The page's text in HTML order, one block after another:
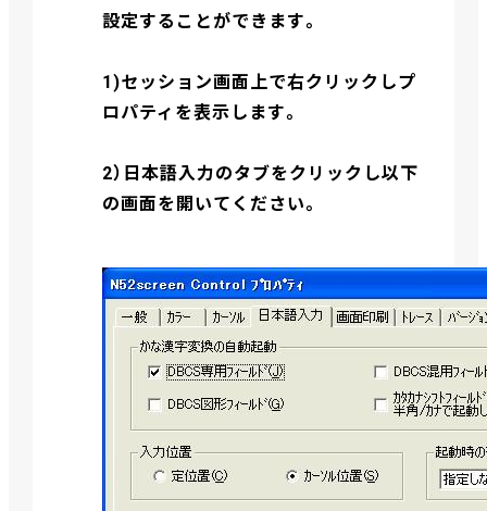
設定することができます。
1)セッション画面上で右クリックしプ
ロパティを表示します。
2）日本語入力のタブをクリックし以下
の画面を開いてください。